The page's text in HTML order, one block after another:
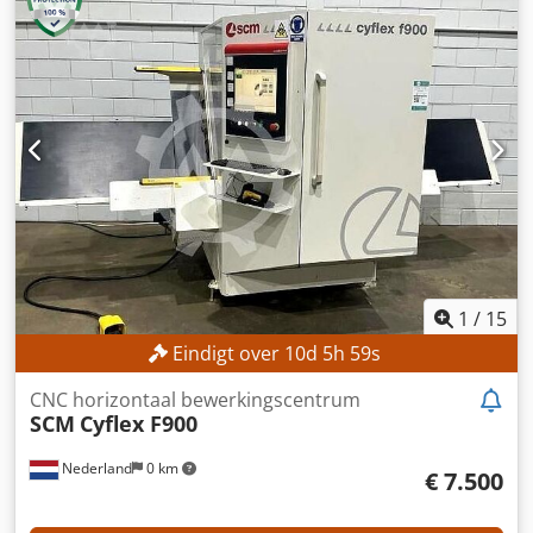
Dkjdpfxszrmpms Aprsr Voorwaartssnelheid: 6 / 12 m/min
Spindeltoerental: 6.000 omw/min Spindeldiameter: 40 mm
Gereedschapsdiameter verticale spindel: 100–180 mm
Invoertafel lengte: 2.000 mm Motorvermogen 1. Spindel
onder: 5,5 kW Motorvermogen 2. Spindel links: 11 kW
Motorvermogen 3. Spindel rechts: 11 kW Motorvermogen
4. Spindel boven: 7,5 kW MACHINEGEGEVENS Afmetingen
en gewicht Afmetingen (l x b x h): 3.250 x 1.550 x 1.500 mm
Gewicht: 1.800 kg UITRUSTING Documentatie
1 / 15
Eindigt over 10d 5h 57s
Nederland 0 km
CNC horizontaal bewerkingscentrum
SCM Cyflex F900
€ 7.500